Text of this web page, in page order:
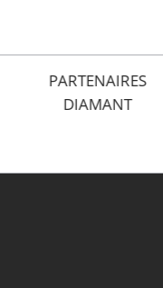
PARTENAIRES
DIAMANT